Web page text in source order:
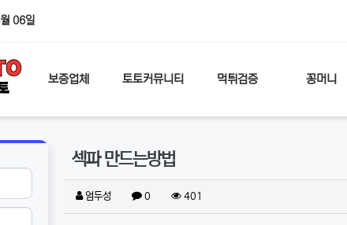
06일
보증업체 토토커뮤니티 먹튀검증 꽁머니
섹파 만드는방법
엄두성 0 401